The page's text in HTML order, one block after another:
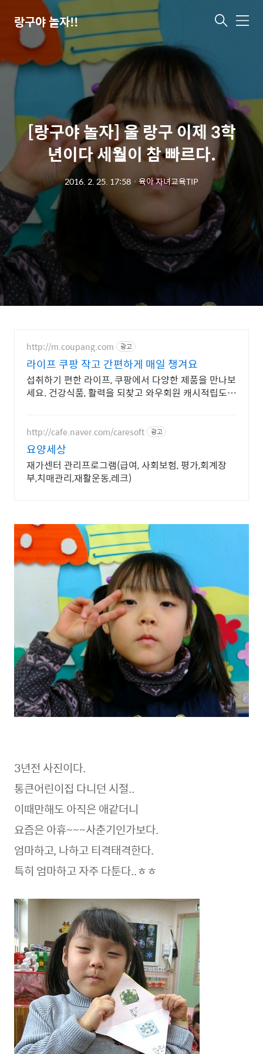
랑구야 놀자!! 메
[랑구야 놀자] 울 랑구 이제 3학
년이다 세월이 참 빠르다.
2016. 2. 25. 17:58 ㆍ육아 자녀교육TIP
http://m.coupang.com 광고
라이프 쿠팡 작고 간편하게 매일 챙겨요
섭취하기 편한 라이프, 쿠팡에서 다양한 제품을 만나보
세요. 건강식품, 활력을 되찾고 와우회원 캐시적립도
http://cafe.naver.com/caresoft 광고
요양세상
재가센터 관리프로그램(급여, 사회보험, 평가,회계장
부,치매관리,재활운동,레크)
3년전 사진이다.
통큰어린이집 다니던 시절..
이때만해도 아직은 애같더니
요즘은 아휴~~~사춘기인가보다.
엄마하고, 나하고 티격태격한다.
특히 엄마하고 자주 다툰다..ㅎㅎ